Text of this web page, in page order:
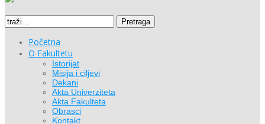
Pretraga
Početna
O Fakultetu
Istorijat
Misija i ciljevi
Dekani
Akta Univerziteta
Akta Fakulteta
Obrasci
Kontakt